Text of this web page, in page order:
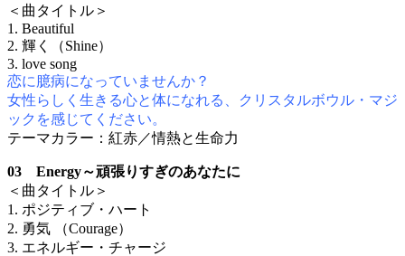
＜曲タイトル＞
1. Beautiful
2. 輝く（Shine）
3. love song
恋に臆病になっていませんか？
女性らしく生きる心と体になれる、クリスタルボウル・マジ
ックを感じてください。
テーマカラー：紅赤／情熱と生命力
03 Energy～頑張りすぎのあなたに
＜曲タイトル＞
1. ポジティブ・ハート
2. 勇気 （Courage）
3. エネルギー・チャージ